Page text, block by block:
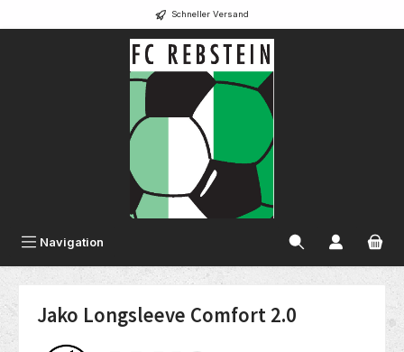
Schneller Versand
Navigation
Jako Longsleeve Comfort 2.0